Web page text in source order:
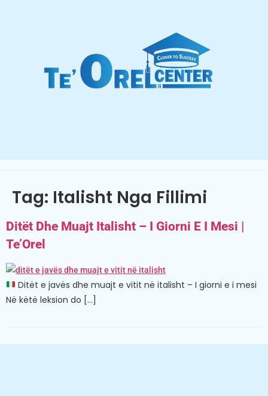
Tag: Italisht Nga Fillimi
Ditët Dhe Muajt Italisht – I Giorni E I Mesi |
Te’Orel
Ditët e javës dhe muajt e vitit në italisht – I giorni e i mesi
Në këtë leksion do […]